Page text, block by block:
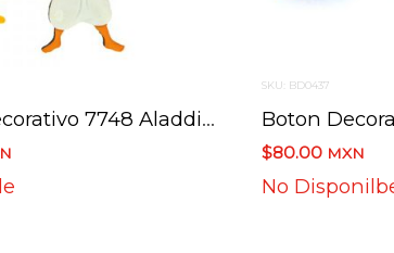
Boton Decorativo 7748 Aladdin Disney
SKU: BD0437
$80.00 MXN
No